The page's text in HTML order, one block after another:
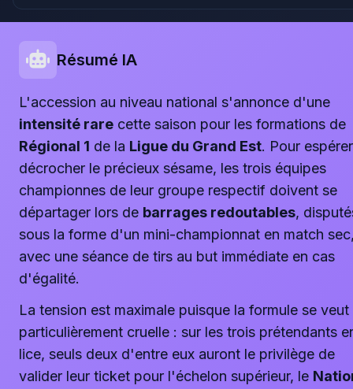
Résumé IA
L'accession au niveau national s'annonce d'une
intensité rare cette saison pour les formations de
Régional 1 de la Ligue du Grand Est. Pour espérer
décrocher le précieux sésame, les trois équipes
championnes de leur groupe respectif doivent se
départager lors de barrages redoutables,
sous la forme d'un mini-championnat en match
avec une séance de tirs au but immédiate en cas
d'égalité.
La tension est maximale puisque la formule se veut
particulièrement cruelle : sur les trois prétendants
lice, seuls deux d'entre eux auront le privilège de
valider leur ticket pour l'échelon supérieur, le